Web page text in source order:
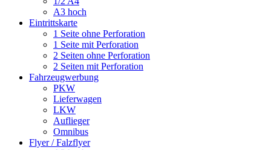
A3 hoch
Eintrittskarte
1 Seite ohne Perforation
1 Seite mit Perforation
2 Seiten ohne Perforation
2 Seiten mit Perforation
Fahrzeugwerbung
PKW
Lieferwagen
LKW
Auflieger
Omnibus
Flyer / Falzflyer